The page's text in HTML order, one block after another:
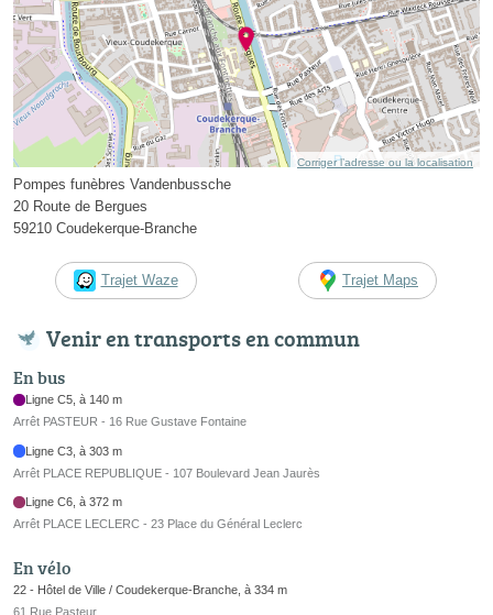
Corriger l’adresse ou la localisation
Pompes funèbres Vandenbussche
20 Route de Bergues
59210 Coudekerque-Branche
Trajet Waze Trajet Maps
Venir en transports en commun
En bus
Ligne C5, à 140 m
Arrêt PASTEUR - 16 Rue Gustave Fontaine
Ligne C3, à 303 m
Arrêt PLACE REPUBLIQUE - 107 Boulevard Jean Jaurès
Ligne C6, à 372 m
Arrêt PLACE LECLERC - 23 Place du Général Leclerc
En vélo
22 - Hôtel de Ville / Coudekerque-Branche, à 334 m
61 Rue Pasteur